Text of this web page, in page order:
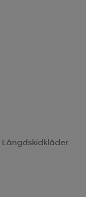
Längdskidkläder